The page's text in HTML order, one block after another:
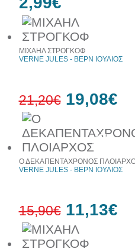
10%
έκπτωση
ΜΙΧΑΗΛ ΣΤΡΟΓΚΟΦ
VERNE JULES - ΒΕΡΝ ΙΟΥΛΙΟΣ
21,20€ 19,08€
Ο ΔΕΚΑΠΕΝΤΑΧΡΟΝΟΣ
VERNE JULES - ΒΕΡΝ ΙΟΥΛΙΟΣ
15,90€ 11,13€